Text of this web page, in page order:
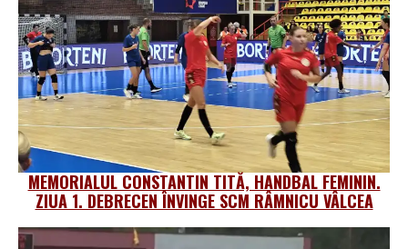
MEMORIALUL CONSTANTIN TITĂ, HANDBAL FEMININ.
ZIUA 1. DEBRECEN ÎNVINGE SCM RÂMNICU VÂLCEA